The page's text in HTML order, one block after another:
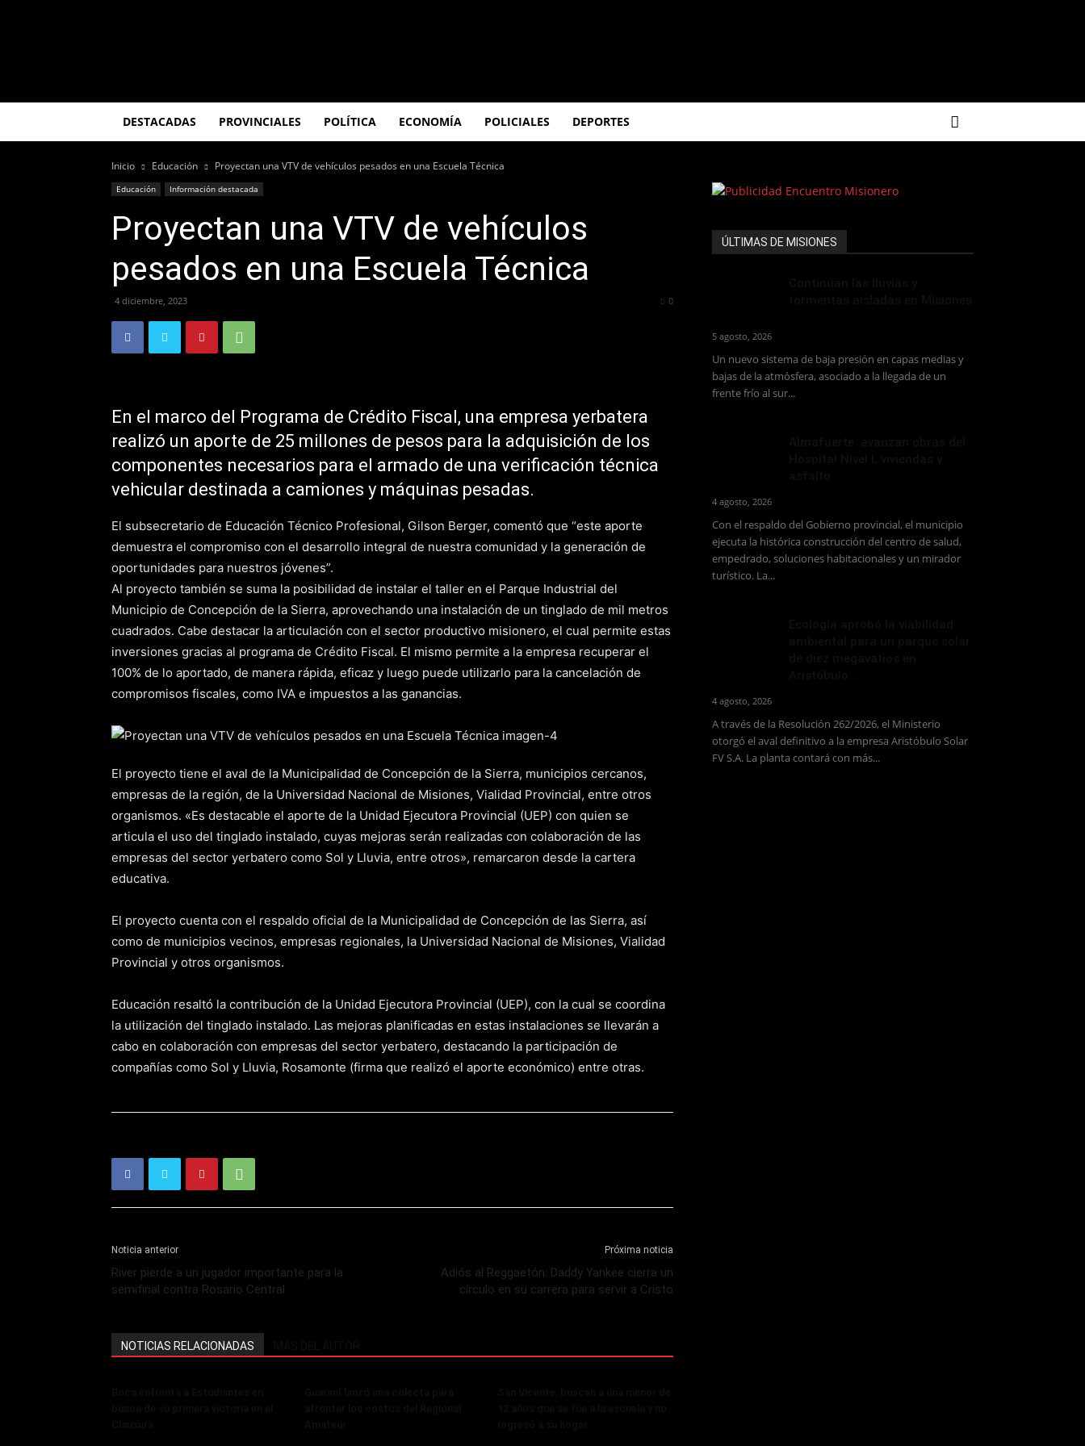
DESTACADAS PROVINCIALES POLÍTICA ECONOMÍA POLICIALES DEPORTES
Inicio Educación Proyectan una VTV de vehículos pesados en una Escuela Técnica
Educación Información destacada
Proyectan una VTV de vehículos
pesados en una Escuela Técnica
4 diciembre, 2023 0
En el marco del Programa de Crédito Fiscal, una empresa yerbatera
realizó un aporte de 25 millones de pesos para la adquisición de los
componentes necesarios para el armado de una verificación técnica
vehicular destinada a camiones y máquinas pesadas.
El subsecretario de Educación Técnico Profesional, Gilson Berger, comentó que “este aporte
demuestra el compromiso con el desarrollo integral de nuestra comunidad y la generación de
oportunidades para nuestros jóvenes”.
Al proyecto también se suma la posibilidad de instalar el taller en el Parque Industrial del
Municipio de Concepción de la Sierra, aprovechando una instalación de un tinglado de mil metros
cuadrados. Cabe destacar la articulación con el sector productivo misionero, el cual permite estas
inversiones gracias al programa de Crédito Fiscal. El mismo permite a la empresa recuperar el
100% de lo aportado, de manera rápida, eficaz y luego puede utilizarlo para la cancelación de
compromisos fiscales, como IVA e impuestos a las ganancias.
El proyecto tiene el aval de la Municipalidad de Concepción de la Sierra, municipios cercanos,
empresas de la región, de la Universidad Nacional de Misiones, Vialidad Provincial, entre otros
organismos. «Es destacable el aporte de la Unidad Ejecutora Provincial (UEP) con quien se
articula el uso del tinglado instalado, cuyas mejoras serán realizadas con colaboración de las
empresas del sector yerbatero como Sol y Lluvia, entre otros», remarcaron desde la cartera
educativa.
El proyecto cuenta con el respaldo oficial de la Municipalidad de Concepción de las Sierra, así
como de municipios vecinos, empresas regionales, la Universidad Nacional de Misiones, Vialidad
Provincial y otros organismos.
Educación resaltó la contribución de la Unidad Ejecutora Provincial (UEP), con la cual se coordina
la utilización del tinglado instalado. Las mejoras planificadas en estas instalaciones se llevarán a
cabo en colaboración con empresas del sector yerbatero, destacando la participación de
compañías como Sol y Lluvia, Rosamonte (firma que realizó el aporte económico) entre otras.
Noticia anterior
River pierde a un jugador importante para la
semifinal contra Rosario Central
Próxima noticia
Adiós al Reggaetón: Daddy Yankee cierra un
círculo en su carrera para servir a Cristo
NOTICIAS RELACIONADAS
ÚLTIMAS DE MISIONES
5 agosto, 2026
Un nuevo sistema de baja presión en capas medias y
bajas de la atmósfera, asociado a la llegada de un
frente frío al sur...
4 agosto, 2026
Con el respaldo del Gobierno provincial, el municipio
ejecuta la histórica construcción del centro de salud,
empedrado, soluciones habitacionales y un mirador
turístico. La...
4 agosto, 2026
A través de la Resolución 262/2026, el Ministerio
otorgó el aval definitivo a la empresa Aristóbulo Solar
FV S.A. La planta contará con más...